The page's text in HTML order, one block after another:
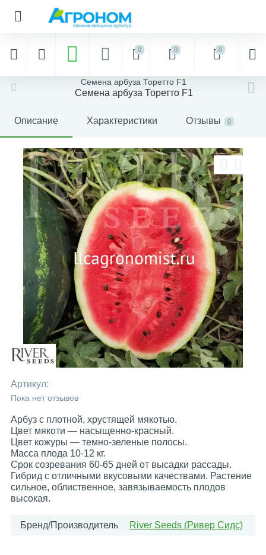
0 0 0
Семена арбуза Торетто F1
Семена арбуза Торетто F1
Описание Характеристики Отзывы 0
Артикул:
Пока нет отзывов
Арбуз с плотной, хрустящей мякотью.
Цвет мякоти — насыщенно-красный.
Цвет кожуры — темно-зеленые полосы.
Масса плода 10-12 кг.
Срок созревания 60-65 дней от высадки рассады.
Гибрид с отличными вкусовыми качествами. Растение
сильное, облиственное, завязываемость плодов
высокая.
Бренд/Производитель River Seeds (Ривер Сидс)